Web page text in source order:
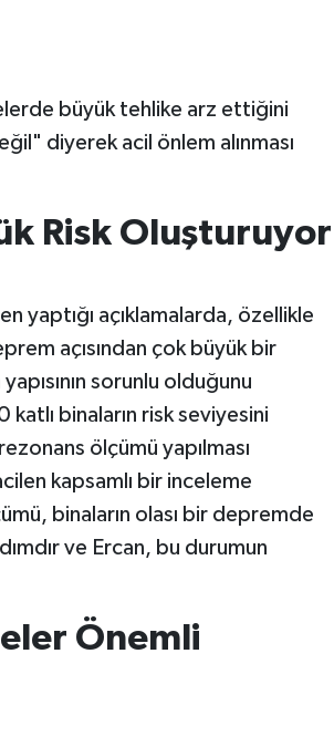
büyük tehlike arz ettiğini
diyerek acil önlem alınması
Risk Oluşturuyor
yaptığı açıklamalarda, özellikle
açısından çok büyük bir
sorunlu olduğunu
binaların risk seviyesini
ölçümü yapılması
kapsamlı bir inceleme
binaların olası bir depremde
ve Ercan, bu durumun
Önemli